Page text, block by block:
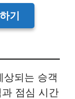
기
상되는 승객
점심 시간